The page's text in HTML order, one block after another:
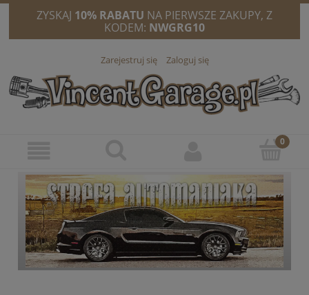
ZYSKAJ 10% RABATU NA PIERWSZE ZAKUPY, Z
KODEM: NWGRG10
Zarejestruj się Zaloguj się